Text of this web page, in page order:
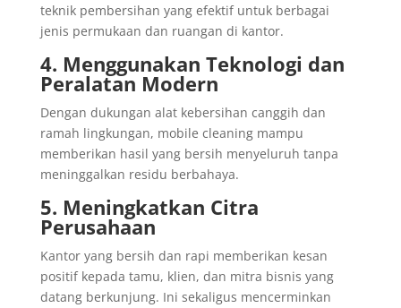
teknik pembersihan yang efektif untuk berbagai
jenis permukaan dan ruangan di kantor.
4. Menggunakan Teknologi dan
Peralatan Modern
Dengan dukungan alat kebersihan canggih dan
ramah lingkungan, mobile cleaning mampu
memberikan hasil yang bersih menyeluruh tanpa
meninggalkan residu berbahaya.
5. Meningkatkan Citra
Perusahaan
Kantor yang bersih dan rapi memberikan kesan
positif kepada tamu, klien, dan mitra bisnis yang
datang berkunjung. Ini sekaligus mencerminkan